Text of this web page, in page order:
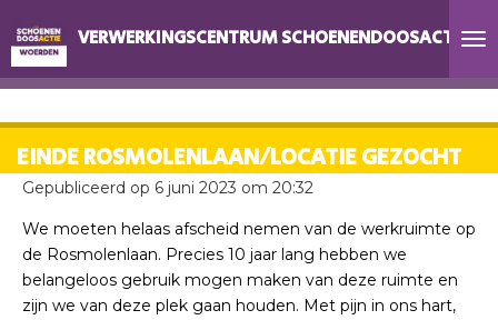
direct
hoofdinhoud
VERWERKINGSCENTRUM SCHOENENDOOSACTIE
EINDE ROSMOLENLAAN/LOCATIE GEZOCHT
Gepubliceerd op 6 juni 2023 om 20:32
We moeten helaas afscheid nemen van de werkruimte op
de Rosmolenlaan. Precies 10 jaar lang hebben we
belangeloos gebruik mogen maken van deze ruimte en
zijn we van deze plek gaan houden. Met pijn in ons hart,